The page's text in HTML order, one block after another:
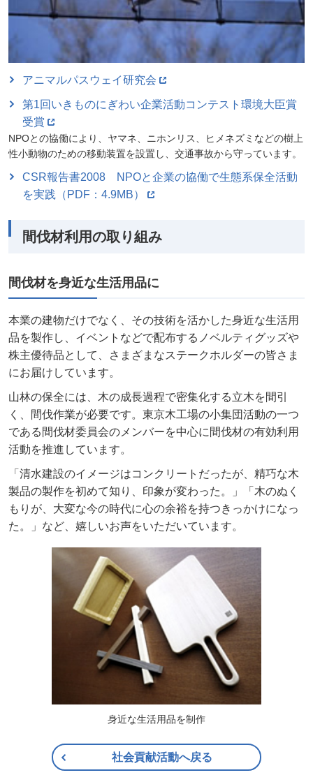
アニマルパスウェイ研究会
第1回いきものにぎわい企業活動コンテスト環境大臣賞
受賞
NPOとの協働により、ヤマネ、ニホンリス、ヒメネズミなどの樹上
性小動物のための移動装置を設置し、交通事故から守っています。
CSR報告書2008 NPOと企業の協働で生態系保全活動
を実践（PDF：4.9MB）
間伐材利用の取り組み
間伐材を身近な生活用品に
本業の建物だけでなく、その技術を活かした身近な生活用
品を製作し、イベントなどで配布するノベルティグッズや
株主優待品として、さまざまなステークホルダーの皆さま
にお届けしています。
山林の保全には、木の成長過程で密集化する立木を間引
く、間伐作業が必要です。東京木工場の小集団活動の一つ
である間伐材委員会のメンバーを中心に間伐材の有効利用
活動を推進しています。
「清水建設のイメージはコンクリートだったが、精巧な木
製品の製作を初めて知り、印象が変わった。」「木のぬく
もりが、大変な今の時代に心の余裕を持つきっかけになっ
た。」など、嬉しいお声をいただいています。
身近な生活用品を制作
社会貢献活動へ戻る